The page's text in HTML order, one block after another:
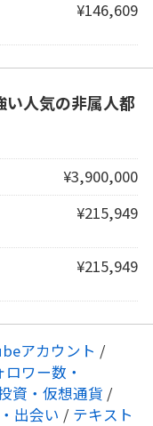
¥146,609
い人気の非属人都
¥3,900,000
¥215,949
¥215,949
アカウント /
ロワー数・
資・仮想通貨 /
出会い / テキスト